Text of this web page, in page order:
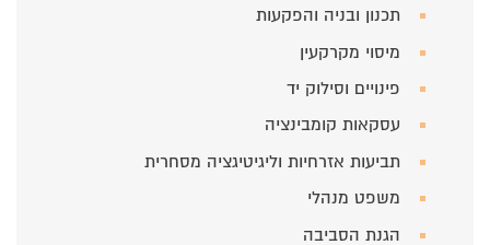
תכנון ובניה והפקעות
מיסוי מקרקעין
פינויים וסילוק יד
עסקאות קומבינציה
תביעות אזרחיות וליגיטיגציה מסחרית
משפט מנהלי
הגנת הסביבה